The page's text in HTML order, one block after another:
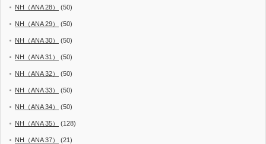
NH（ANA 28） (50)
NH（ANA 29） (50)
NH（ANA 30） (50)
NH（ANA 31） (50)
NH（ANA 32） (50)
NH（ANA 33） (50)
NH（ANA 34） (50)
NH（ANA 35） (128)
NH（ANA 37） (21)